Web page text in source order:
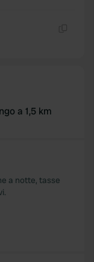
a 1,5 km
a notte, tasse